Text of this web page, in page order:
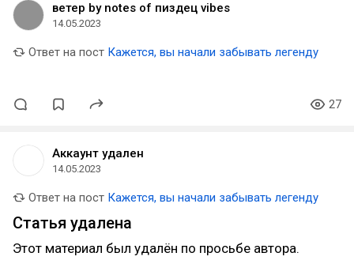
ветер by notes of пиздец vibes
14.05.2023
Ответ на пост Кажется, вы начали забывать легенду
27
Аккаунт удален
14.05.2023
Ответ на пост Кажется, вы начали забывать легенду
Статья удалена
Этот материал был удалён по просьбе автора.